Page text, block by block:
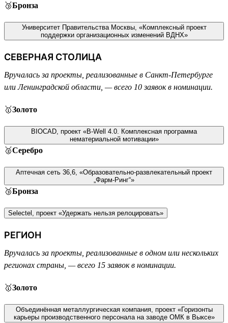
🥉Бронза
Университет Правительства Москвы, «Комплексный проект
поддержки организационных изменений ВДНХ»
СЕВЕРНАЯ СТОЛИЦА
Вручалась за проекты, реализованные в Санкт-Петербурге
или Ленинградской области, — всего 10 заявок в номинации.
🥇Золото
BIOCAD, проект «B-Well 4.0. Комплексная программа
нематериальной мотивации»
🥈Серебро
Аптечная сеть 36,6, «Образовательно-развлекательный проект
„Фарм-Ринг“»
🥉Бронза
Selectel, проект «Удержать нельзя релоцировать»
РЕГИОН
Вручалась за проекты, реализованные в одном или нескольких
регионах страны, — всего 15 заявок в номинации.
🥇Золото
Объединённая металлургическая компания, проект «Горизонты
карьеры производственного персонала на заводе ОМК в Выксе»